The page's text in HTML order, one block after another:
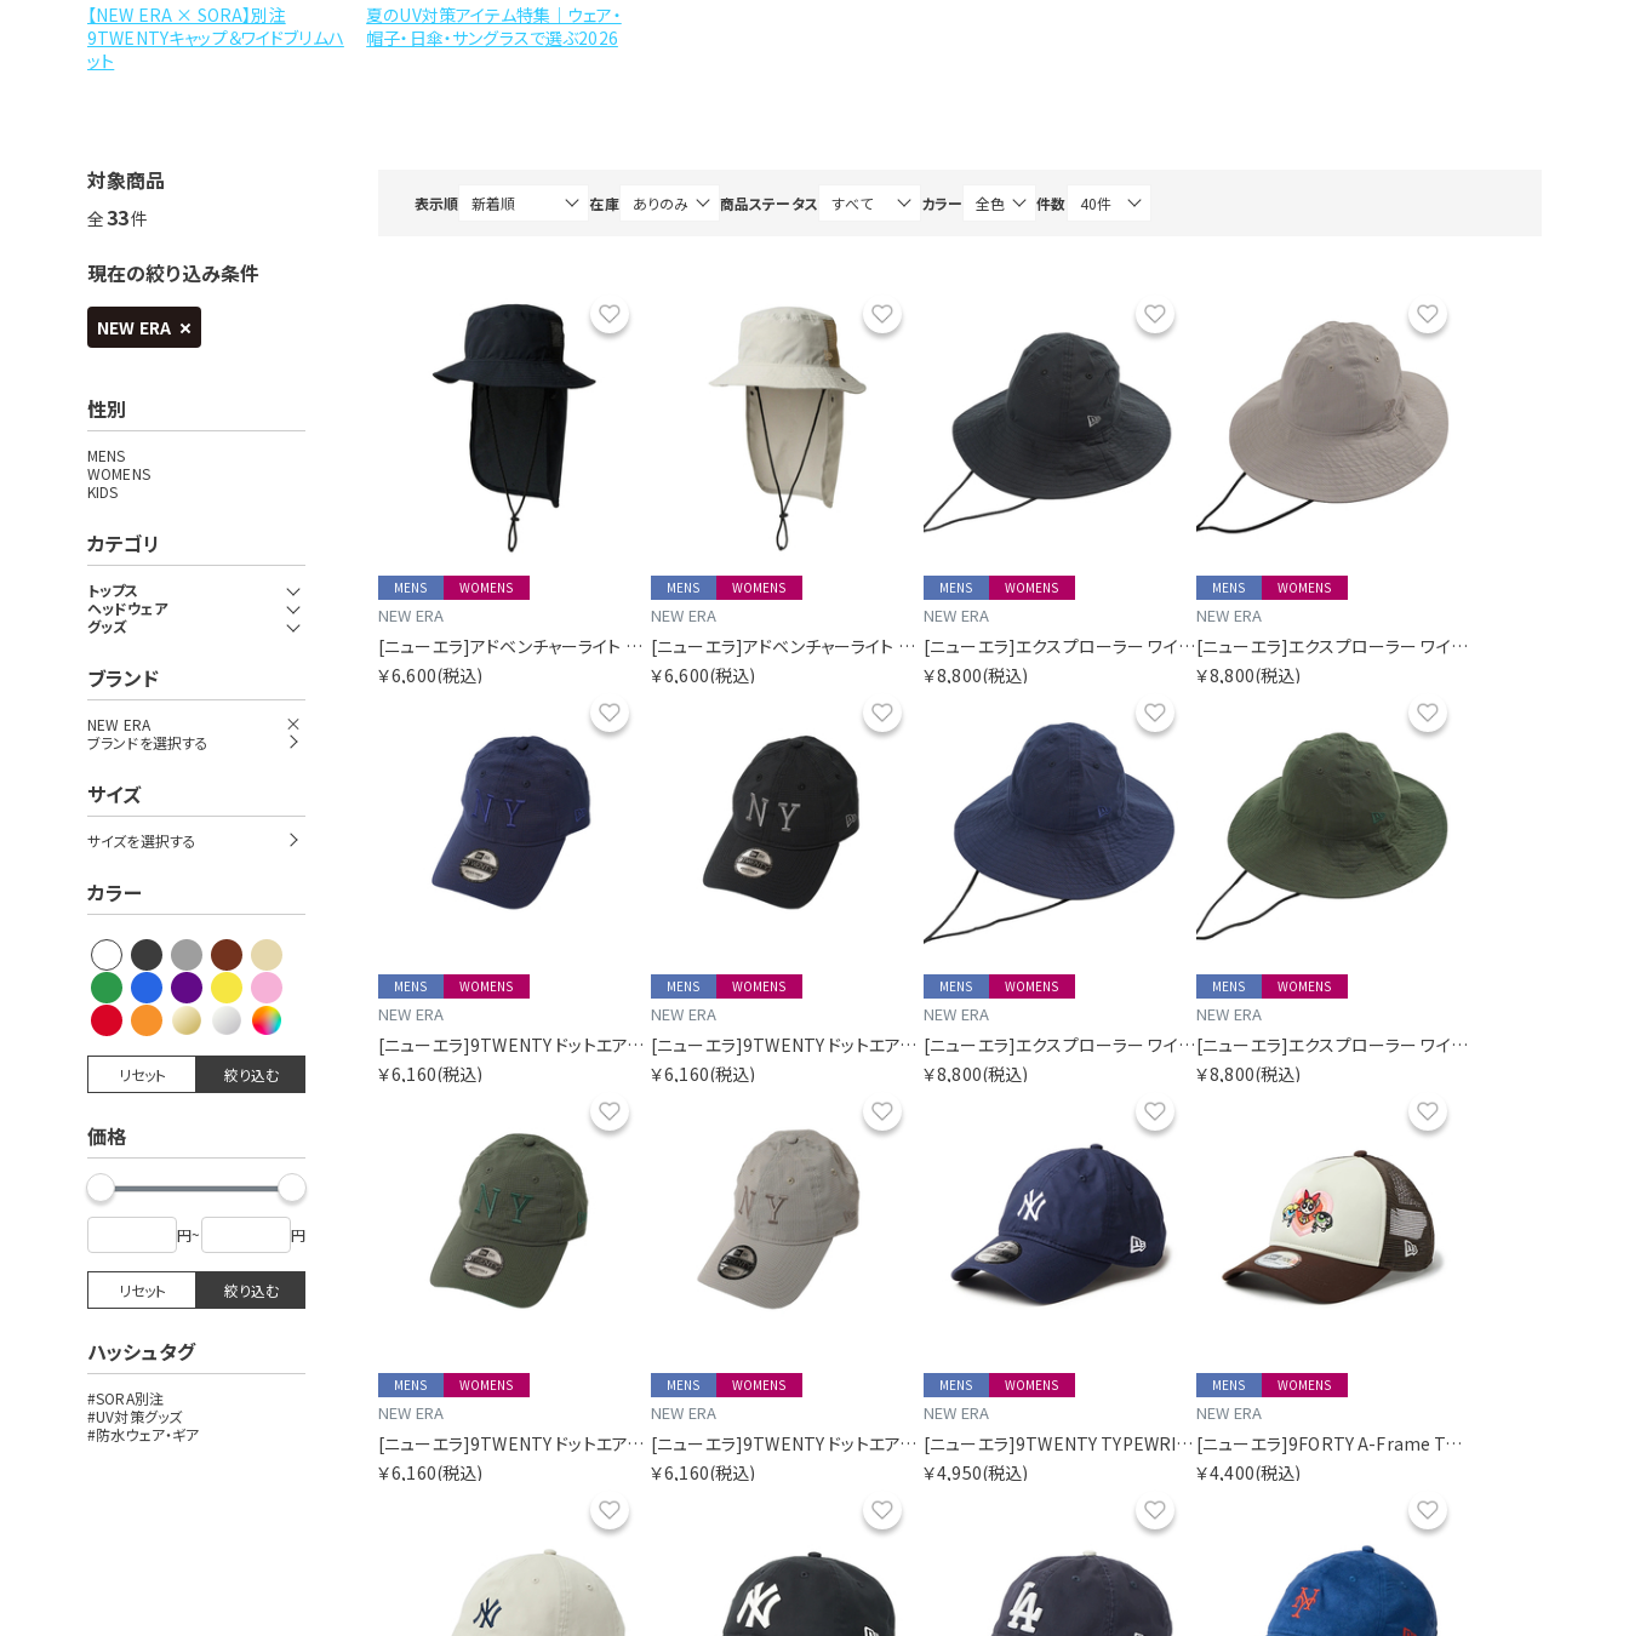
【NEW ERA × SORA】別注
9TWENTYキャップ＆ワイドブリムハ
ット
夏のUV対策アイテム特集｜ウェア・
帽子・日傘・サングラスで選ぶ2026
対象商品
全33件
現在の絞り込み条件
NEW ERA
性別
MENS
WOMENS
KIDS
カテゴリ
トップス
ヘッドウェア
グッズ
ブランド
NEW ERA
ブランドを選択する
サイズ
サイズを選択する
カラー
リセット 絞り込む
価格
円~ 円
リセット 絞り込む
ハッシュタグ
#SORA別注
#UV対策グッズ
#防水ウェア・ギア
表示順 在庫 商品ステータス カラー 件数
MENS WOMENS
NEW ERA
[ニューエラ]アドベンチャーライト サンシェード Tech Air Dot Air ブラック ニューエラアウトドア
￥6,600(税込)
MENS WOMENS
NEW ERA
[ニューエラ]アドベンチャーライト サンシェード Tech Air Dot Air ベージュ ニューエラアウトドア
￥6,600(税込)
MENS WOMENS
NEW ERA
[ニューエラ]エクスプローラー ワイドブリム ドットエアー SORA別注 ブラック
￥8,800(税込)
MENS WOMENS
NEW ERA
[ニューエラ]エクスプローラー ワイドブリム ドットエアー SORA別注 ベージュ
￥8,800(税込)
MENS WOMENS
NEW ERA
[ニューエラ]9TWENTY ドットエアー SORA別注 ロングバイザー ネイビー
￥6,160(税込)
MENS WOMENS
NEW ERA
[ニューエラ]9TWENTY ドットエアー SORA別注 ロングバイザー ブラック
￥6,160(税込)
MENS WOMENS
NEW ERA
[ニューエラ]エクスプローラー ワイドブリム ドットエアー SORA別注 ネイビー
￥8,800(税込)
MENS WOMENS
NEW ERA
[ニューエラ]エクスプローラー ワイドブリム ドットエアー SORA別注 Dグリーン
￥8,800(税込)
MENS WOMENS
NEW ERA
[ニューエラ]9TWENTY ドットエアー SORA別注 ロングバイザー Dグリーン
￥6,160(税込)
MENS WOMENS
NEW ERA
[ニューエラ]9TWENTY ドットエアー SORA別注 ロングバイザー ベージュ
￥6,160(税込)
MENS WOMENS
NEW ERA
[ニューエラ]9TWENTY TYPEWRITER ニューヨーク・ヤンキース タイプライター ネイビー
￥4,950(税込)
MENS WOMENS
NEW ERA
[ニューエラ]9FORTY A-Frame Trucker The Powerpuff Girls パワーパフ ガールズ ハート クロームホワイト/バーントウッド
￥4,400(税込)